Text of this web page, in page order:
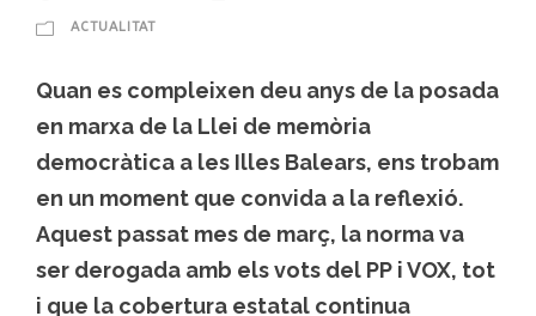
ACTUALITAT
Quan es compleixen deu anys de la posada
en marxa de la Llei de memòria
democràtica a les Illes Balears, ens trobam
en un moment que convida a la reflexió.
Aquest passat mes de març, la norma va
ser derogada amb els vots del PP i VOX, tot
i que la cobertura estatal continua